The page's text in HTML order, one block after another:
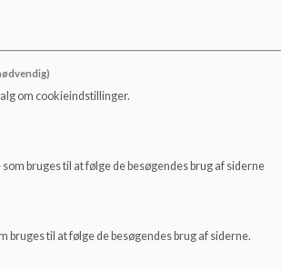
møde med skolebestyrelsen fra Sulsted
om cookieindstillinger.
bruges til at følge de besøgendes brug af siderne
bruges til at følge de besøgendes brug af siderne.